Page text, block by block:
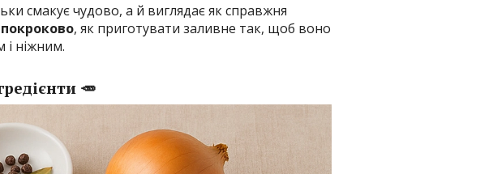
смакує чудово, а й виглядає як справжня
покроково, як приготувати заливне так, щоб воно
ніжним.
🥕